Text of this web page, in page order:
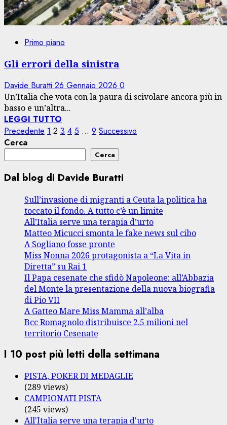
Primo piano
Gli errori della sinistra
Davide Buratti 26 Gennaio 2026 0
Un’Italia che vota con la paura di scivolare ancora più in
basso e un’altra...
LEGGI TUTTO
Paginazione
degli
articoli
Precedente 1 2 3 4 5 … 9 Successivo
Cerca
Cerca
Dal blog di Davide Buratti
Sull’invasione di migranti a Ceuta la politica ha
toccato il fondo. A tutto c’è un limite
All’Italia serve una terapia d’urto
Matteo Micucci smonta le fake news sul cibo
A Sogliano fosse pronte
Miss Nonna 2026 protagonista a “La Vita in
Diretta” su Rai 1
Il Papa cesenate che sfidò Napoleone: all’Abbazia
del Monte la presentazione della nuova biografia
di Pio VII
A Gatteo Mare Miss Mamma all’alba
Bcc Romagnolo distribuisce 2,5 milioni nel
territorio Cesenate
I 10 post più letti della settimana
PISTA, POKER DI MEDAGLIE
(289 views)
CAMPIONATI PISTA
(245 views)
All'Italia serve una terapia d'urto